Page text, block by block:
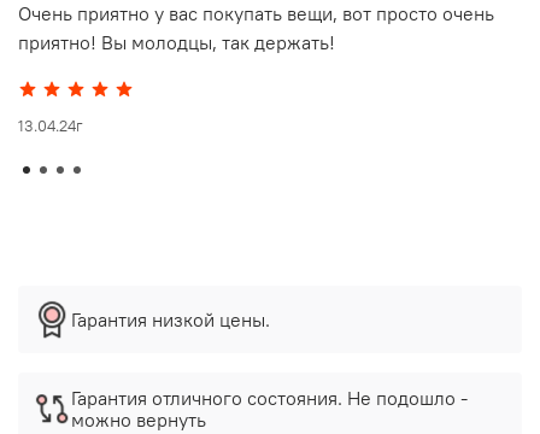
Очень приятно у вас покупать вещи, вот просто очень
приятно! Вы молодцы, так держать!
13.04.24г
Гарантия низкой цены.
Гарантия отличного состояния. Не подошло -
можно вернуть